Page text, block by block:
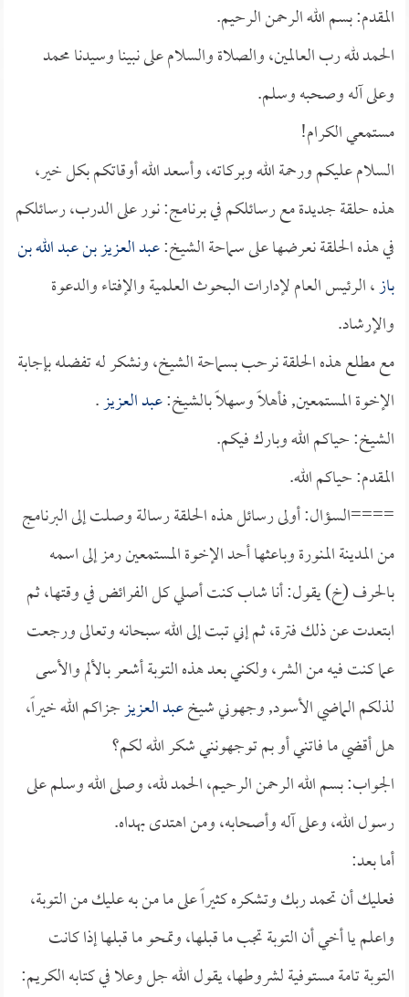
المقدم: بسم الله الرحمن الرحيم.
الحمد لله رب العالمين، والصلاة والسلام على نبينا وسيدنا محمد
وعلى آله وصحبه وسلم.
مستمعي الكرام!
السلام عليكم ورحمة الله وبركاته، وأسعد الله أوقاتكم بكل خير،
هذه حلقة جديدة مع رسائلكم في برنامج: نور على الدرب، رسائلكم
في هذه الحلقة نعرضها على سماحة الشيخ:عبد العزيز بن عبد الله بن
باز، الرئيس العام لإدارات البحوث العلمية والإفتاء والدعوة
والإرشاد.
مع مطلع هذه الحلقة نرحب بسماحة الشيخ، ونشكر له تفضله بإجابة
الإخوة المستمعين, فأهلاً وسهلاً بالشيخ:عبد العزيز.
الشيخ: حياكم الله وبارك فيكم.
المقدم: حياكم الله.
====السؤال: أولى رسائل هذه الحلقة رسالة وصلت إلى البرنامج
من المدينة المنورة وباعثها أحد الإخوة المستمعين رمز إلى اسمه
بالحرف (خ) يقول: أنا شاب كنت أصلي كل الفرائض في وقتها، ثم
ابتعدت عن ذلك فترة، ثم إني تبت إلى الله سبحانه وتعالى ورجعت
عما كنت فيه من الشر، ولكني بعد هذه التوبة أشعر بالألم والأسى
لذلكم الماضي الأسود, وجهوني شيخعبد العزيزجزاكم الله خيراً،
هل أقضي ما فاتني أو بم توجهونني شكر الله لكم؟
الجواب: بسم الله الرحمن الرحيم، الحمد لله، وصلى الله وسلم على
رسول الله، وعلى آله وأصحابه، ومن اهتدى بهداه.
أما بعد:
فعليك أن تحمد ربك وتشكره كثيراً على ما من به عليك من التوبة،
واعلم يا أخي أن التوبة تجب ما قبلها، وتمحو ما قبلها إذا كانت
التوبة تامة مستوفية لشروطها، يقول الله جل وعلا في كتابه الكريم: